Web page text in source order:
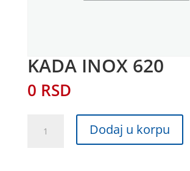
KADA INOX 620
0 RSD
INOX
Dodaj u korpu